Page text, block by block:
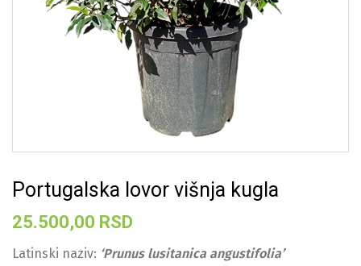
Portugalska lovor višnja kugla
25.500,00 RSD
Latinski naziv: ‘Prunus lusitanica angustifolia’